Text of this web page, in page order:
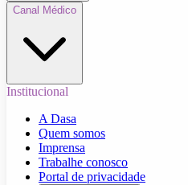
Canal Médico
Institucional
A Dasa
Quem somos
Imprensa
Trabalhe conosco
Portal de privacidade